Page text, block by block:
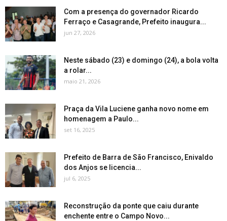
Com a presença do governador Ricardo
Ferraço e Casagrande, Prefeito inaugura...
jun 27, 2026
Neste sábado (23) e domingo (24), a bola volta
a rolar...
maio 21, 2026
Praça da Vila Luciene ganha novo nome em
homenagem a Paulo...
set 16, 2025
Prefeito de Barra de São Francisco, Enivaldo
dos Anjos se licencia...
jul 6, 2025
Reconstrução da ponte que caiu durante
enchente entre o Campo Novo...